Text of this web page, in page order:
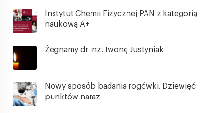
Instytut Chemii Fizycznej PAN z kategorią
naukową A+
Żegnamy dr inż. Iwonę Justyniak
Nowy sposób badania rogówki. Dziewięć
punktów naraz